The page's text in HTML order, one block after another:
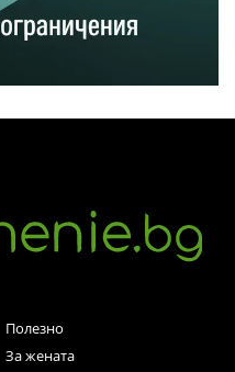
Полезно
За жената